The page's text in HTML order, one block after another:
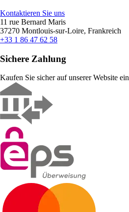
Kontaktieren Sie uns
11 rue Bernard Maris
37270 Montlouis-sur-Loire, Frankreich
+33 1 86 47 62 58
Sichere Zahlung
Kaufen Sie sicher auf unserer Website ein